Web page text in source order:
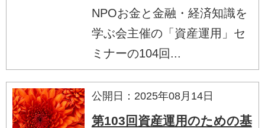
NPOお金と金融・経済知識を
学ぶ会主催の「資産運用」セ
ミナーの104回...
公開日：2025年08月14日
第103回資産運用のための基